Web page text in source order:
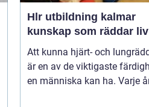
Hlr utbildning kalmar
kunskap som räddar liv
Att kunna hjärt- och
är en av de viktigaste
en människa kan ha. Varje